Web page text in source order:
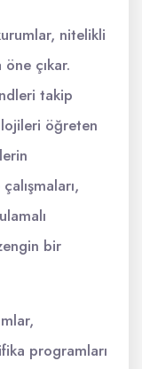
nitelikli
çıkar.
takip
öğreten
bir
programları